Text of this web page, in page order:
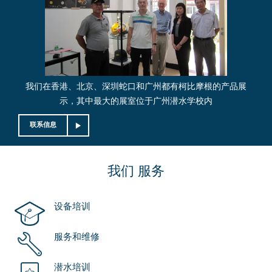
我们在香港、北京、深圳蛇口和广州都有柯比摩根的产品展
示，其中最大的展室位于广州潜水学校内
联系信息
我们 服务
设备培训
服务和维修
潜水培训